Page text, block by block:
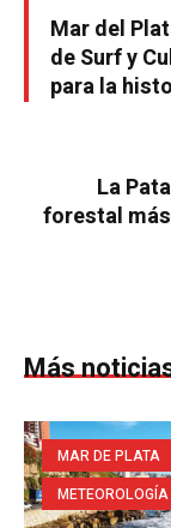
Mar del
de Surf y
para la
La
forestal
Más
MAR DE PLATA
METEOROLOGÍA